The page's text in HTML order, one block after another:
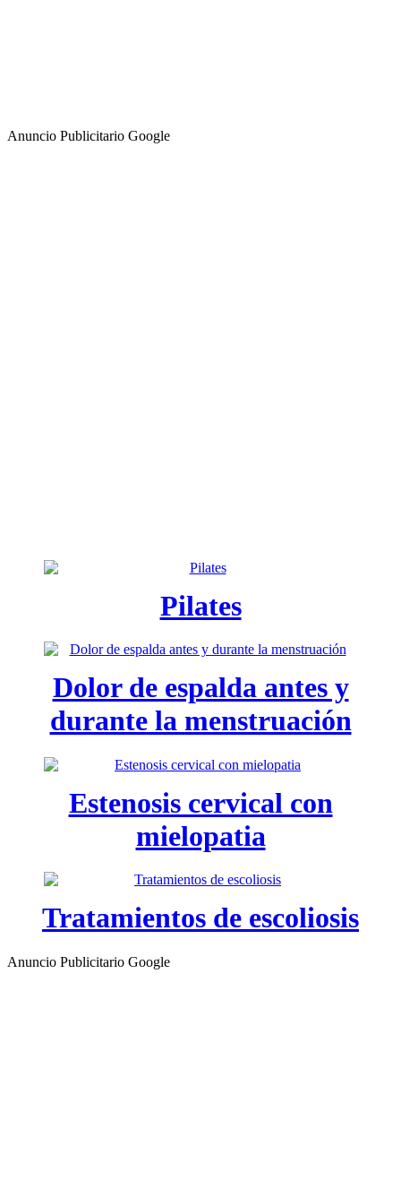
Anuncio Publicitario Google
Pilates
Dolor de espalda antes y
durante la menstruación
Estenosis cervical con
mielopatia
Tratamientos de escoliosis
Anuncio Publicitario Google